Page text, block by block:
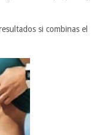
si combinas el